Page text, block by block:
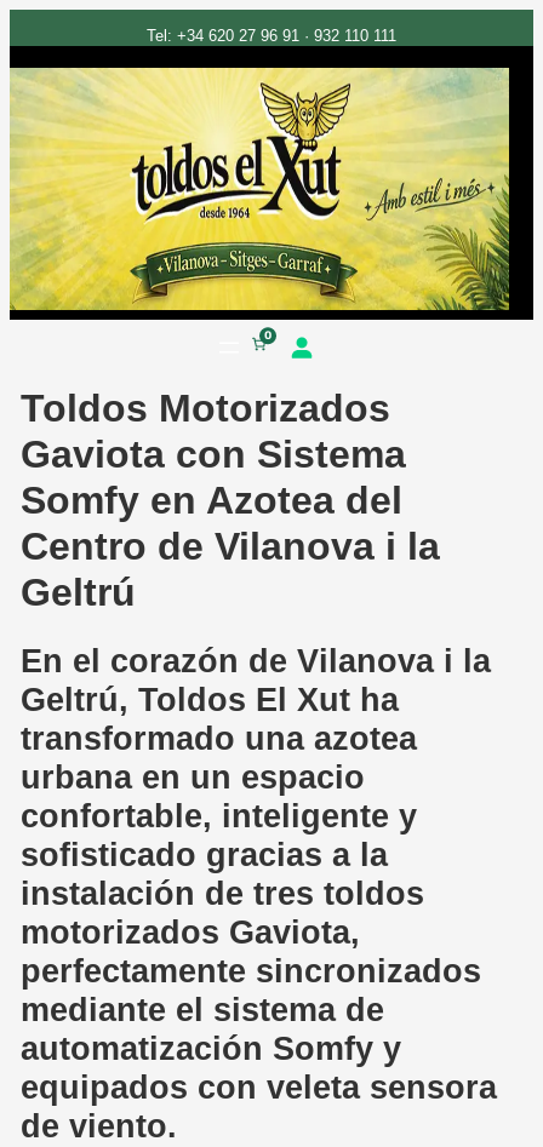
Tel: +34 620 27 96 91 · 932 110 111
contenido
0
Toldos Motorizados
Gaviota con Sistema
Somfy en Azotea del
Centro de Vilanova i la
Geltrú
En el corazón de Vilanova i la
Geltrú, Toldos El Xut ha
transformado una azotea
urbanaen un espacio
confortable, inteligente y
sofisticado gracias a la
instalación de tres toldos
motorizados Gaviota,
perfectamente sincronizados
mediante el sistema de
automatización Somfyy
equipados con veleta sensora
de viento.